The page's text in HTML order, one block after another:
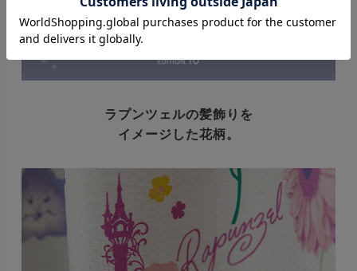
ラプンツェルの髪飾りを
イメージした花柄。